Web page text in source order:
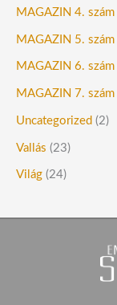
MAGAZIN 4. szám
MAGAZIN 5. szám
MAGAZIN 6. szám
MAGAZIN 7. szám
Uncategorized (2)
Vallás (23)
Világ (24)